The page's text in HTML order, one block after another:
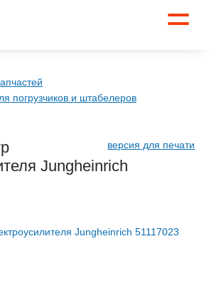
☰
погрузчиков и штабелеров
версия для печати
Jungheinrich